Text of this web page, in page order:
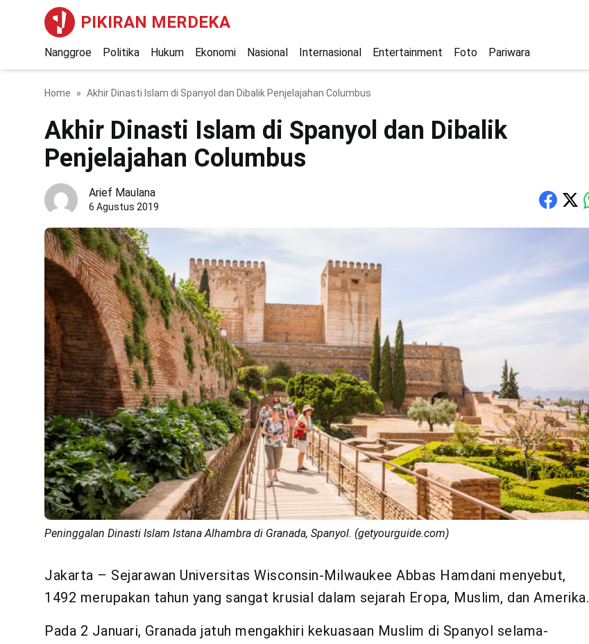
PIKIRAN MERDEKA
Nanggroe Politika Hukum Ekonomi Nasional Internasional Entertainment Foto Pariwara
Home Akhir Dinasti Islam di Spanyol dan Dibalik Penjelajahan Columbus
Akhir Dinasti Islam di Spanyol dan Dibalik
Penjelajahan Columbus
Arief Maulana
6 Agustus 2019
Peninggalan Dinasti Islam Istana Alhambra di Granada, Spanyol. (getyourguide.com)
Jakarta – Sejarawan Universitas Wisconsin-Milwaukee Abbas Hamdani menyebut,
1492 merupakan tahun yang sangat krusial dalam sejarah Eropa, Muslim, dan Amerika.
Pada 2 Januari, Granada jatuh mengakhiri kekuasaan Muslim di Spanyol selama-